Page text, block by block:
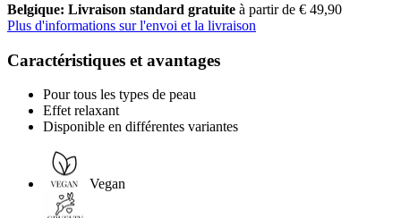
Belgique: Livraison standard gratuite à partir de € 49,90
Plus d'informations sur l'envoi et la livraison
Caractéristiques et avantages
Pour tous les types de peau
Effet relaxant
Disponible en différentes variantes
Vegan